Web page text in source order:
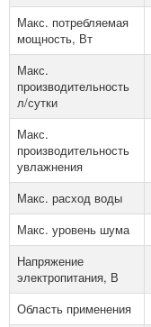
Макс. потребляемая
мощность, Вт
Макс.
производительность
л/сутки
Макс.
производительность
увлажнения
Макс. расход воды
Макс. уровень шума
Напряжение
электропитания, В
Область применения